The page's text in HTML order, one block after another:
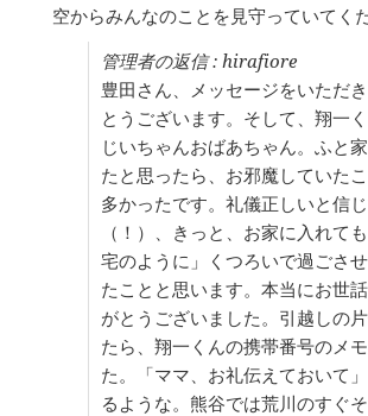
空からみんなのことを見守っていてく
管理者の返信 : hirafiore
豊田さん、メッセージをいただ
とうございます。そして、翔一
じいちゃんおばあちゃん。ふと
たと思ったら、お邪魔していた
多かったです。礼儀正しいと信
（！）、きっと、お家に入れて
宅のように」くつろいで過ごさ
たことと思います。本当にお世
がとうございました。引越しの
たら、翔一くんの携帯番号のメ
た。「ママ、お礼伝えておいて
るような。熊谷では荒川のすぐ